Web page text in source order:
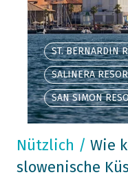
ST. BERNARDIN
SALINERA
SAN SIMON
Nützlich / Wie
slowenische